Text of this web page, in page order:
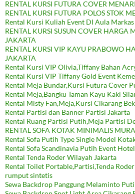
RENTAL KURSI FUTURA COVER
RENTAL KURSI FUTURA POLOS STOK
Rental Kursi Kuliah Event DI Aula
RENTAL KURSI SUSUN COVER HARGA
JAKARTA
RENTAL KURSI VIP KAYU PRABOWO
JAKARTA
Rental Kursi VIP Olivia,Tiffany Bahan
Rental Kursi VIP Tiffany Gold Event
Rental Meja Bundar,Kursi Futura Cover
Rental Meja,Bangku Taman Kayu Kaki
Rental Misty Fan,Meja,Kursi Cikarang
Rental Partisi dan Banner Partisi Jakarta
Rental Ruang Partisi Putih,Meja Partisi
RENTAL SOFA KOTAK MINIMALIS
Rental Sofa Putih Type Single Model
Rental Sofa Scandinavia Putih Event
Rental Tenda Roder Wilayah Jakarta
Rental Toilet Portable,Partisi,Tenda
rumput sintetis
Sewa Backdrop Panggung Melaminto